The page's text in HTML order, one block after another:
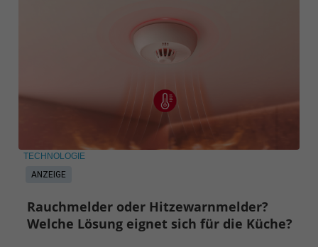
ANZEIGE
TECHNOLOGIE
Rauchmelder oder Hitzewarnmelder?
Welche Lösung eignet sich für die Küche?